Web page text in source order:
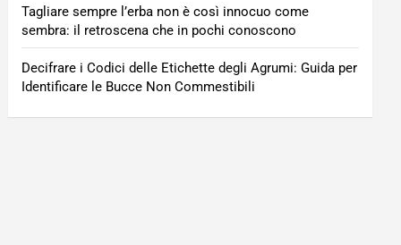
Tagliare sempre l’erba non è così innocuo come
sembra: il retroscena che in pochi conoscono
Decifrare i Codici delle Etichette degli Agrumi: Guida per
Identificare le Bucce Non Commestibili